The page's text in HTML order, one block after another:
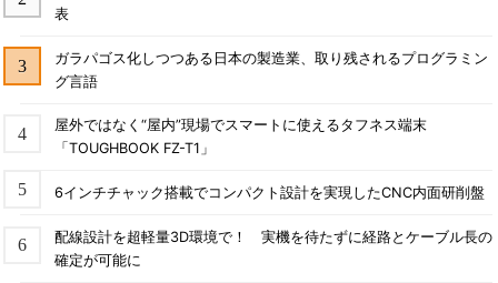
表
ガラパゴス化しつつある日本の製造業、取り残されるプログラミン
グ言語
屋外ではなく“屋内”現場でスマートに使えるタフネス端末
「TOUGHBOOK FZ-T1」
6インチチャック搭載でコンパクト設計を実現したCNC内面研削盤
配線設計を超軽量3D環境で！ 実機を待たずに経路とケーブル長の
確定が可能に